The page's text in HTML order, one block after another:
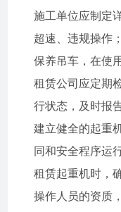
施工单位应制定
超速、违规操作
保养吊车，在使
租赁公司应定期
行状态，及时报
建立健全的起重
同和安全程序运
租赁起重机时，
操作人员的资质